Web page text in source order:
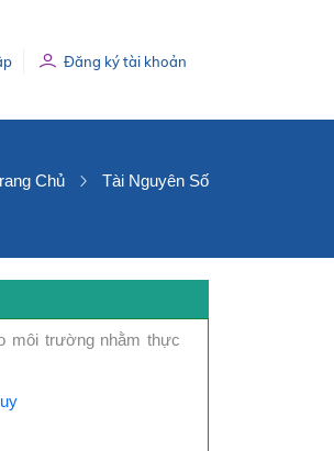
Đăng ký tài khoản
Chủ Tài Nguyên Số
môi trường nhằm thực